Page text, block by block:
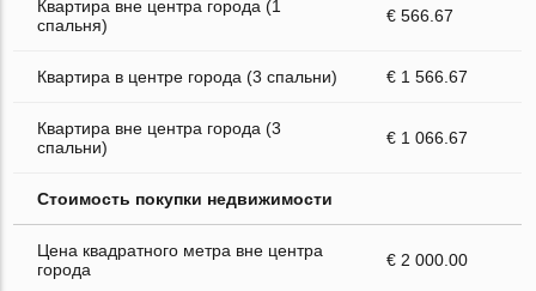
Квартира вне центра города (1
спальня)
€ 566.67
Квартира в центре города (3 спальни) € 1 566.67
Квартира вне центра города (3
спальни)
€ 1 066.67
Стоимость покупки недвижимости
Цена квадратного метра вне центра
города
€ 2 000.00